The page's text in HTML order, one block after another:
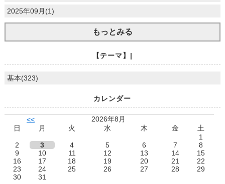
2025年09月(1)
もっとみる
【テーマ】|
基本(323)
カレンダー
<<
2026年8月
日
月 火 水 木 金
土
1
2
3 4 5 6 7
8
9
10 11 12 13 14
15
16
17 18 19 20 21
22
23
24 25 26 27 28
29
30
31